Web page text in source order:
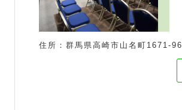
住所：群馬県高崎市山名町1671-96